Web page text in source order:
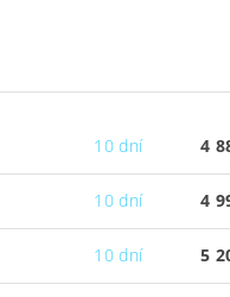
10 dní 4
10 dní 4
10 dní 5